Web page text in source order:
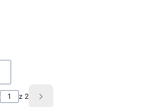
z 2 Następne produkty